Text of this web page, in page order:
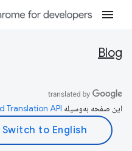
Blog
این صفحه به‌وسیله